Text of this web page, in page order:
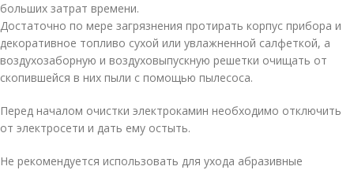
больших затрат времени.
Достаточно по мере загрязнения протирать корпус прибора и
декоративное топливо сухой или увлажненной салфеткой, а
воздухозаборную и воздуховыпускную решетки очищать от
скопившейся в них пыли с помощью пылесоса.
Перед началом очистки электрокамин необходимо отключить
от электросети и дать ему остыть.
Не рекомендуется использовать для ухода абразивные